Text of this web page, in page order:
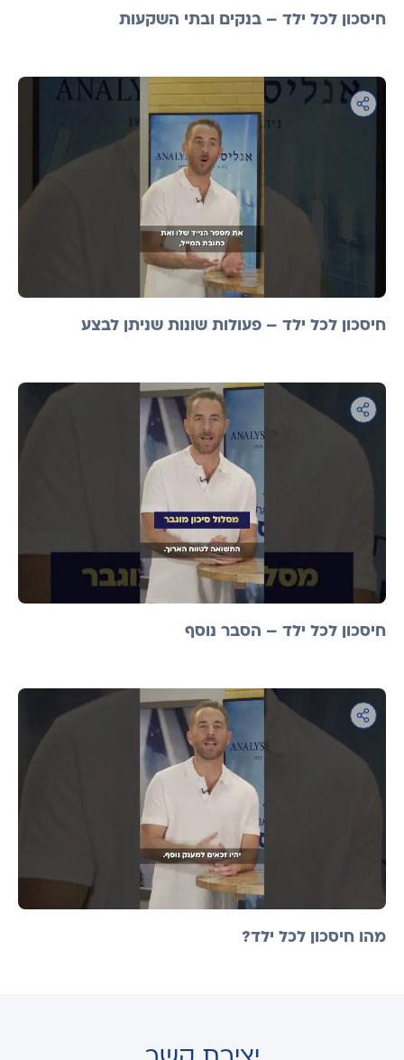
חיסכון לכל ילד – בנקים ובתי השקעות
חיסכון לכל ילד – פעולות שונות שניתן לבצע
חיסכון לכל ילד – הסבר נוסף
מהו חיסכון לכל ילד?